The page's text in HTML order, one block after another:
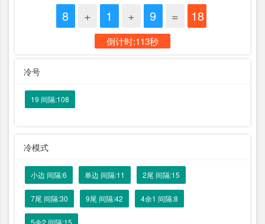
8 + 1 + 9 = 18
倒计时:113秒
冷号
19 间隔:108
冷模式
小边 间隔:6 单边 间隔:11 2尾 间隔:15
7尾 间隔:30 9尾 间隔:42 4余1 间隔:8
5余2 间隔:15